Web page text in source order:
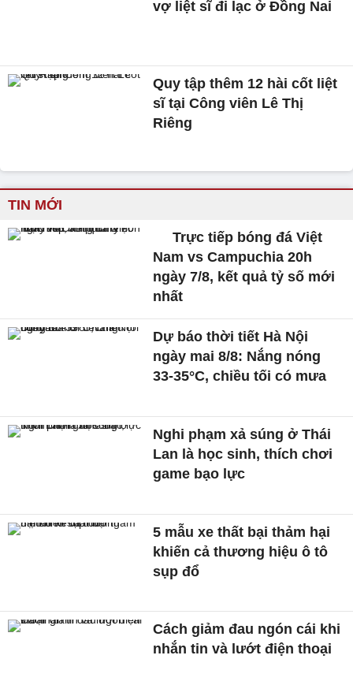
vợ liệt sĩ đi lạc ở Đồng Nai
Quy tập thêm 12 hài cốt liệt
sĩ tại Công viên Lê Thị
Riêng
TIN MỚI
Trực tiếp bóng đá Việt
Nam vs Campuchia 20h
ngày 7/8, kết quả tỷ số mới
nhất
Dự báo thời tiết Hà Nội
ngày mai 8/8: Nắng nóng
33-35°C, chiều tối có mưa
Nghi phạm xả súng ở Thái
Lan là học sinh, thích chơi
game bạo lực
5 mẫu xe thất bại thảm hại
khiến cả thương hiệu ô tô
sụp đổ
Cách giảm đau ngón cái khi
nhắn tin và lướt điện thoại